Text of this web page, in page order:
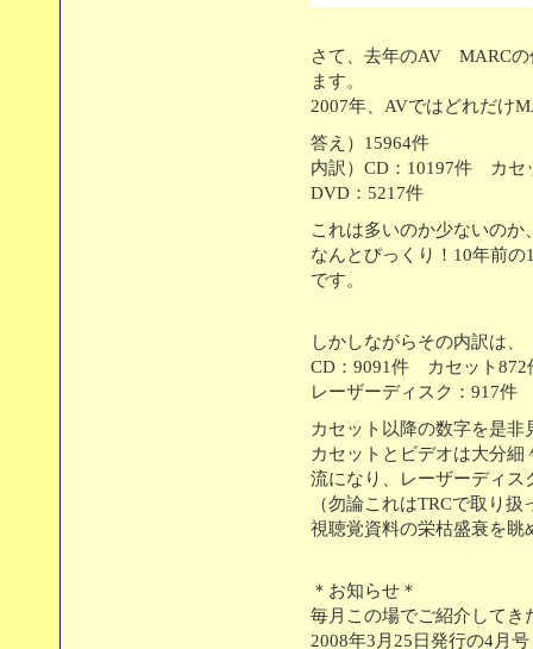
さて、去年のAV MARCの
ます。
2007年、AVではどれだけ
答え）15964件
内訳）CD：10197件 カ
DVD：5217件
これは多いのか少ないの
なんとびっくり！10年前
です。
しかしながらその内訳は、
CD：9091件 カセット
レーザーディスク：917
カセット以降の数字を是
カセットとビデオは大分
流になり、レーザーディス
（勿論これはTRCで取り
視聴覚資料の栄枯盛衰を眺
＊お知らせ＊
毎月この場でご紹介してき
2008年3月25日発行の4月